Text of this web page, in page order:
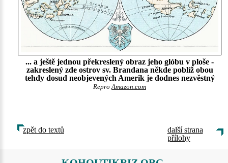
... a ještě jednou překreslený obraz jeho glóbu v ploše -
zakreslený zde ostrov sv. Brandana někde poblíž obou
tehdy dosud neobjevených Amerik je dodnes nezvěstný
ReproAmazon.com
zpět do textů
další strana
přílohy